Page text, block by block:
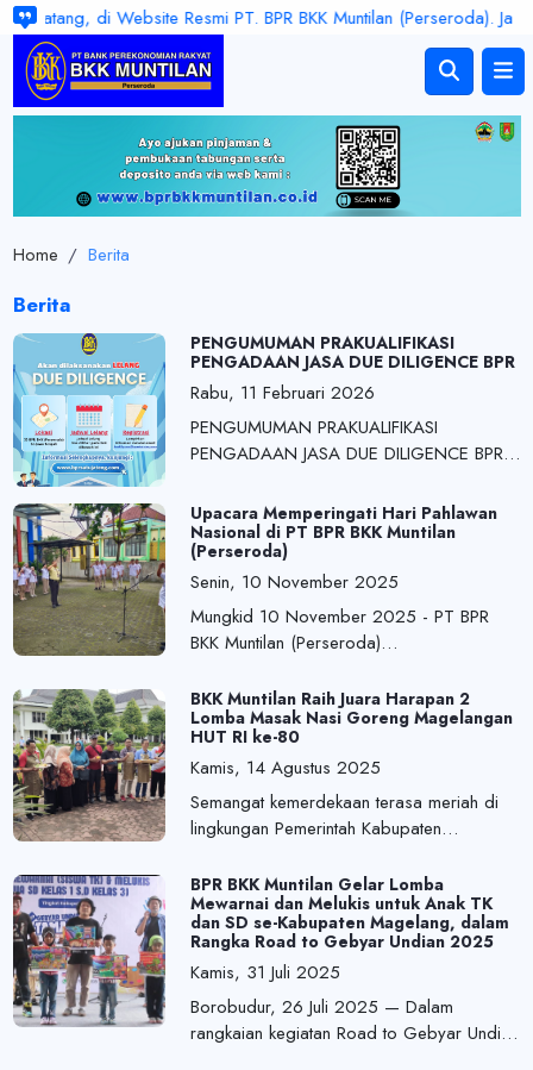
Datang, di Website Resmi PT. BPR BKK Muntilan (Perseroda). Jam
Berita
Home / Berita
PENGUMUMAN PRAKUALIFIKASI
PENGADAAN JASA DUE DILIGENCE BPR
Rabu, 11 Februari 2026
PENGUMUMAN PRAKUALIFIKASI
PENGADAAN JASA DUE DILIGENCE BPR
Upacara Memperingati Hari Pahlawan
Nasional di PT BPR BKK Muntilan
(Perseroda)
Senin, 10 November 2025
Mungkid 10 November 2025 - PT BPR
BKK Muntilan (Perseroda)
Hari Pahlawan Nasional pada Senin, 10
November 2025.
BKK Muntilan Raih Juara Harapan 2
Lomba Masak Nasi Goreng Magelangan
HUT RI ke-80
Kamis, 14 Agustus 2025
Semangat kemerdekaan terasa meriah di
lingkungan Pemerintah Kabupaten
HUT ke-80 Republik Indonesia, Pemkab
Magelang menggelar Lomba Masak Nasi
Goreng Magelangan yang diikuti oleh
seluruh Organisasi Perangkat Daerah
(OPD), bagian, dan kecamatan, Rabu
(13/8).
BPR BKK Muntilan Gelar Lomba
Mewarnai dan Melukis untuk Anak TK
dan SD se-Kabupaten Magelang, dalam
Rangka Road to Gebyar Undian 2025
Kamis, 31 Juli 2025
Borobudur, 26 Juli 2025 — Dalam
rangkaian kegiatan Road to Gebyar Undian